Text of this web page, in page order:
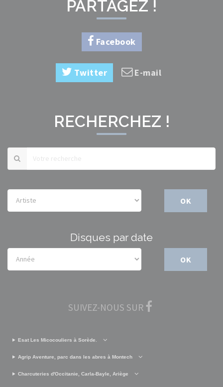
PARTAGEZ !
Facebook
Twitter E-mail
RECHERCHEZ !
OK
Disques par date
OK
SUIVEZ-NOUS SUR
Esat Les Micocouliers à Sorède.
Agrip Aventure, parc dans les abres à Montech
Charcuteries d'Occitanie, Carla-Bayle, Ariège